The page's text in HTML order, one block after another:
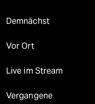
Demnächst
Vor Ort
Live im Stream
Vergangene